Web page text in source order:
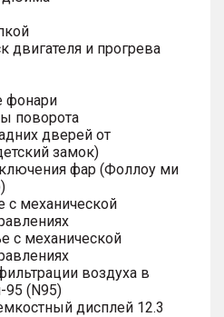
двигателя и прогрева
фонари
поворота
дверей от
замок)
фар (Фоллоу ми
с механической
с механической
воздуха в
95 (N95)
дисплей 12.3